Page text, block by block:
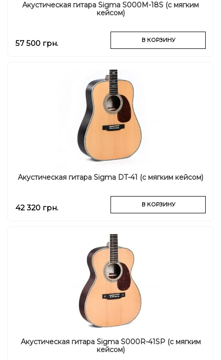
Акустическая гитара Sigma S000M-18S (с мягким
кейсом)
57 500 грн. В КОРЗИНУ
Акустическая гитара Sigma DT-41 (с мягким кейсом)
42 320 грн. В КОРЗИНУ
Акустическая гитара Sigma S000R-41SP (с мягким
кейсом)